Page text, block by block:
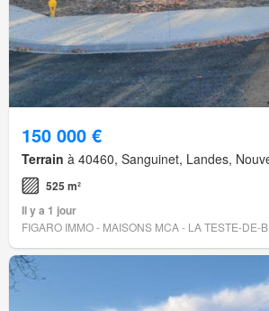
150 000 €
Terrain à 40460, Sanguinet, Landes,
525 m²
Il y a 1 jour
FIGARO IMMO - MAISONS MCA - LA TESTE-DE-